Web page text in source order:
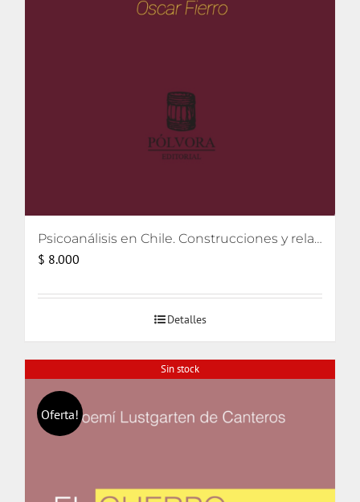
Psicoanálisis en Chile. Construcciones y relatos
$ 8.000
Detalles
Sin stock
Oferta!